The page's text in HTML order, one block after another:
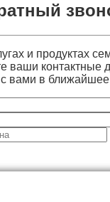
и продуктах
ваши
вами в